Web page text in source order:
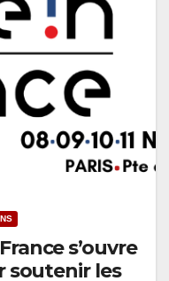
s’ouvre
soutenir les